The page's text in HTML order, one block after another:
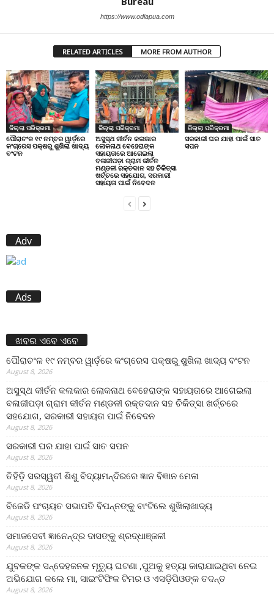
https://www.odiapua.com
RELATED ARTICLES MORE FROM AUTHOR
ଜିଲ୍ଲା ପରିକ୍ରମା
ପୌରାଚଂଳ ୧୯ ନମ୍ବର ୱାର୍ଡ଼ରେ
କଂଗ୍ରେସ ପକ୍ଷରୁ ଶୁଖିଲା ଖାଦ୍ୟ
ବଂଟନ
ଜିଲ୍ଲା ପରିକ୍ରମା
ଅସୁସ୍ଥ କୀର୍ତନ କଳାକାର
ଲୋକନାଥ ବେହେରାଙ୍କ
ସହାୟତାରେ ଆଗେଇଲା
ବଳାଜୀପଡ଼ା ଗ୍ରାମ କୀର୍ତନ
ମଣ୍ଡଳୀ ରକ୍ତଦାନ ସହ ଚିକିତ୍ସା
ଖର୍ଚ୍ଚରେ ସହଯୋଗ, ସରକାରୀ
ସହାୟତା ପାଇଁ ନିବେଦନ
ଜିଲ୍ଲା ପରିକ୍ରମା
ସରକାରୀ ଘର ଯାହା ପାଇଁ ସାତ
ସପନ
Adv
Ads
ଖବର ଏବେ ଏବେ
ପୌରାଚଂଳ ୧୯ ନମ୍ବର ୱାର୍ଡ଼ରେ କଂଗ୍ରେସ ପକ୍ଷରୁ ଶୁଖିଲା ଖାଦ୍ୟ ବଂଟନ
August 8, 2026
ଅସୁସ୍ଥ କୀର୍ତନ କଳାକାର ଲୋକନାଥ ବେହେରାଙ୍କ ସହାୟତାରେ ଆଗେଇଲା
ବଳାଜୀପଡ଼ା ଗ୍ରାମ କୀର୍ତନ ମଣ୍ଡଳୀ ରକ୍ତଦାନ ସହ ଚିକିତ୍ସା ଖର୍ଚ୍ଚରେ
ସହଯୋଗ, ସରକାରୀ ସହାୟତା ପାଇଁ ନିବେଦନ
August 8, 2026
ସରକାରୀ ଘର ଯାହା ପାଇଁ ସାତ ସପନ
August 8, 2026
ତିହିଡି଼ ସରସ୍ୱତୀ ଶିଶୁ ବିଦ୍ୟାମନ୍ଦିରରେ ଜ୍ଞାନ ବିଜ୍ଞାନ ମେଳା
August 8, 2026
ବିଜେଡି ପଂଚାୟତ ସଭାପତି ବିପନ୍ନଙ୍କୁ ବାଂଟିଲେ ଶୁଖିଲାଖାଦ୍ୟ
August 8, 2026
ସମାଜସେବୀ ଜ୍ଞାନେନ୍ଦ୍ର ଦାସଙ୍କୁ ଶ୍ରଦ୍ଧାଞ୍ଜଳୀ
August 8, 2026
ଯୁବକଙ୍କ ସନ୍ଦେହଜନକ ମୃତ୍ୟୁ ଘଟଣା ,ପୁଅକୁ ହତ୍ୟା କାରାଯାଇଥିବା ନେଇ
ଅଭିଯୋଗ କଲେ ମା, ସାଇଂଟିଫିକ ଟିମର ଓ ଏସଡ଼ିପିଓଙ୍କ ତଦନ୍ତ
August 8, 2026